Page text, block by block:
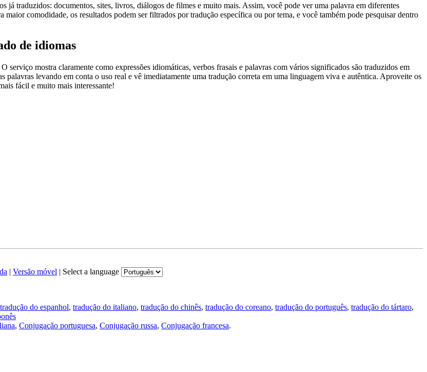
já traduzidos: documentos, sites, livros, diálogos de filmes e muito mais. Assim, você pode ver uma palavra em diferentes
comodidade, os resultados podem ser filtrados por tradução específica ou por tema, e você também pode pesquisar dentro
de idiomas
serviço mostra claramente como expressões idiomáticas, verbos frasais e palavras com vários significados são traduzidos em
levando em conta o uso real e vê imediatamente uma tradução correta em uma linguagem viva e autêntica. Aproveite os
fácil e muito mais interessante!
| Versão móvel | Select a language
tradução do espanhol, tradução do italiano, tradução do chinês, tradução do coreano, tradução do português, tradução do tártaro,
, Conjugação portuguesa, Conjugação russa, Conjugação francesa.